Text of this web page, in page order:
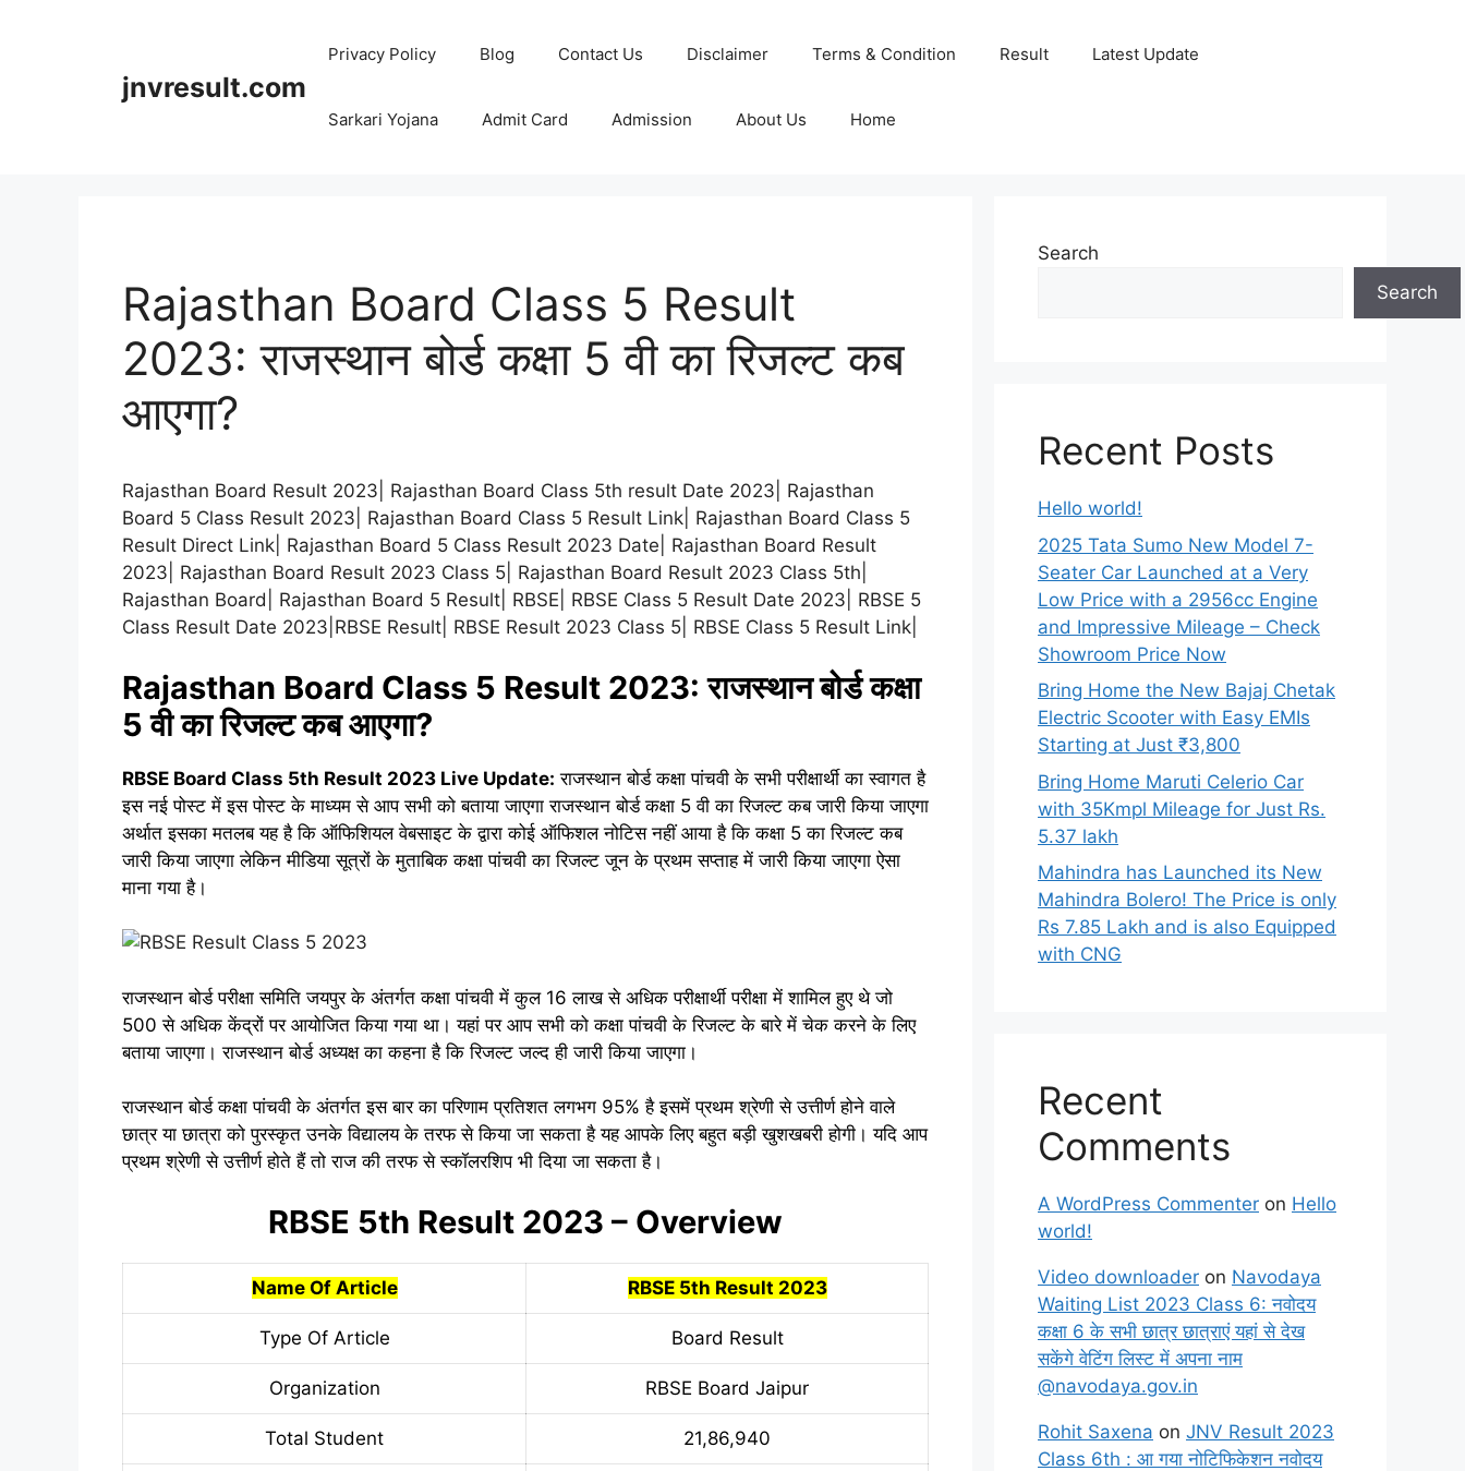
jnvresult.com
Privacy Policy Blog Contact Us Disclaimer Terms & Condition Result Latest Update
Sarkari Yojana Admit Card Admission About Us Home
Rajasthan Board Class 5 Result
2023: राजस्थान बोर्ड कक्षा 5 वी का रिजल्ट कब
आएगा?
Rajasthan Board Result 2023| Rajasthan Board Class 5th result Date 2023| Rajasthan
Board 5 Class Result 2023| Rajasthan Board Class 5 Result Link| Rajasthan Board Class 5
Result Direct Link| Rajasthan Board 5 Class Result 2023 Date| Rajasthan Board Result
2023| Rajasthan Board Result 2023 Class 5| Rajasthan Board Result 2023 Class 5th|
Rajasthan Board| Rajasthan Board 5 Result| RBSE| RBSE Class 5 Result Date 2023| RBSE 5
Class Result Date 2023|RBSE Result| RBSE Result 2023 Class 5| RBSE Class 5 Result Link|
Rajasthan Board Class 5 Result 2023: राजस्थान बोर्ड कक्षा
5 वी का रिजल्ट कब आएगा?
RBSE Board Class 5th Result 2023 Live Update: राजस्थान बोर्ड कक्षा पांचवी के सभी परीक्षार्थी का स्वागत है
इस नई पोस्ट में इस पोस्ट के माध्यम से आप सभी को बताया जाएगा राजस्थान बोर्ड कक्षा 5 वी का रिजल्ट कब जारी किया जाएगा
अर्थात इसका मतलब यह है कि ऑफिशियल वेबसाइट के द्वारा कोई ऑफिशल नोटिस नहीं आया है कि कक्षा 5 का रिजल्ट कब
जारी किया जाएगा लेकिन मीडिया सूत्रों के मुताबिक कक्षा पांचवी का रिजल्ट जून के प्रथम सप्ताह में जारी किया जाएगा ऐसा
माना गया है।
राजस्थान बोर्ड परीक्षा समिति जयपुर के अंतर्गत कक्षा पांचवी में कुल 16 लाख से अधिक परीक्षार्थी परीक्षा में शामिल हुए थे जो
500 से अधिक केंद्रों पर आयोजित किया गया था। यहां पर आप सभी को कक्षा पांचवी के रिजल्ट के बारे में चेक करने के लिए
बताया जाएगा। राजस्थान बोर्ड अध्यक्ष का कहना है कि रिजल्ट जल्द ही जारी किया जाएगा।
राजस्थान बोर्ड कक्षा पांचवी के अंतर्गत इस बार का परिणाम प्रतिशत लगभग 95% है इसमें प्रथम श्रेणी से उत्तीर्ण होने वाले
छात्र या छात्रा को पुरस्कृत उनके विद्यालय के तरफ से किया जा सकता है यह आपके लिए बहुत बड़ी खुशखबरी होगी। यदि आप
प्रथम श्रेणी से उत्तीर्ण होते हैं तो राज की तरफ से स्कॉलरशिप भी दिया जा सकता है।
RBSE 5th Result 2023 – Overview
Name Of Article RBSE 5th Result 2023
Type Of Article Board Result
Organization RBSE Board Jaipur
Total Student 21,86,940
Search
Search
Recent Posts
Hello world!
2025 Tata Sumo New Model 7-
Seater Car Launched at a Very
Low Price with a 2956cc Engine
and Impressive Mileage – Check
Showroom Price Now
Bring Home the New Bajaj Chetak
Electric Scooter with Easy EMIs
Starting at Just ₹3,800
Bring Home Maruti Celerio Car
with 35Kmpl Mileage for Just Rs.
5.37 lakh
Mahindra has Launched its New
Mahindra Bolero! The Price is only
Rs 7.85 Lakh and is also Equipped
with CNG
Recent
Comments
A WordPress Commenter on Hello
world!
Video downloader on Navodaya
Waiting List 2023 Class 6: नवोदय
कक्षा 6 के सभी छात्र छात्राएं यहां से देख
सकेंगे वेटिंग लिस्ट में अपना नाम
@navodaya.gov.in
Rohit Saxena on JNV Result 2023
Class 6th : आ गया नोटिफिकेशन नवोदय